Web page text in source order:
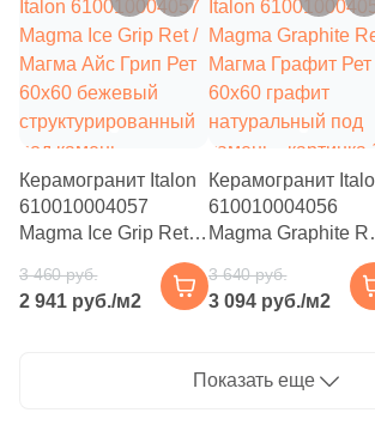
Черный (82)
Шоколадный (82)
Продолжить поиск в каталоге
под камень
под камень
Керамогранит Italon
610010004057
Magma Ice Grip Ret /
Магма Айс Грип Рет
60x60 бежевый
структурированный
3 460 руб.
2 941 руб./м2
Керамогранит
610010004056
Magma Graphite
Магма Графит Рет
60x60 графит
натуральный под
3 640 руб.
3 094 руб./м2
Показать еще